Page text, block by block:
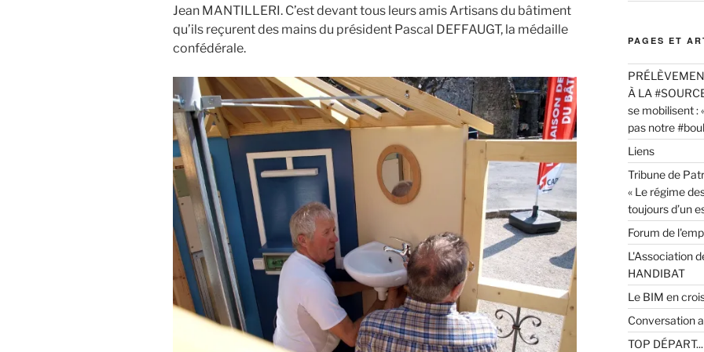
Jean MANTILLERI. C’est devant tous leurs amis Artisans du bâtiment
qu’ils reçurent des mains du président Pascal DEFFAUGT, la médaille
confédérale.
PAGES ET
À LA
se mobilisent :
pas notre
Liens
Tribune de
« Le régime
toujours d’un
Forum de
L'Association
HANDIBAT
Le BIM en
Conversation
TOP